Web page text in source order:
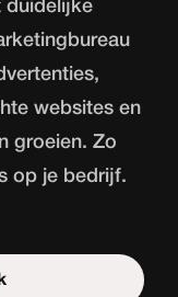
duidelijke
websites en
groeien. Zo
op je bedrijf.